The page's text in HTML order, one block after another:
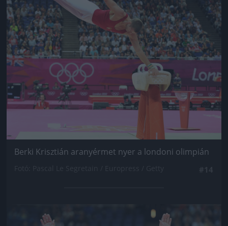
Berki Krisztián aranyérmet nyer a londoni olimpián